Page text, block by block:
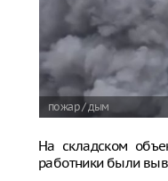
пожар / дым
На складском
работники были